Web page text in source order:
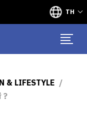
TH
& LIFESTYLE
?